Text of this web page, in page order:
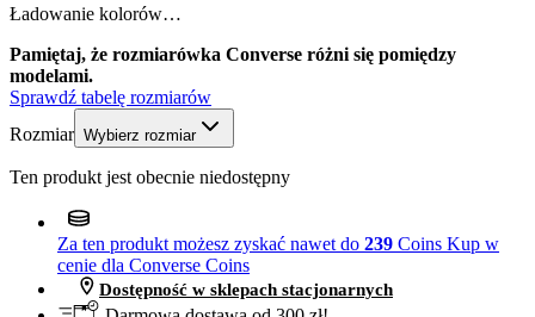
Ładowanie kolorów…
Pamiętaj, że rozmiarówka Converse różni się pomiędzy
modelami.
Sprawdź tabelę rozmiarów
Rozmiar Wybierz rozmiar
Ten produkt jest obecnie niedostępny
Za ten produkt możesz zyskać nawet do 239 Coins Kup w
cenie dla Converse Coins
Dostępność w sklepach stacjonarnych